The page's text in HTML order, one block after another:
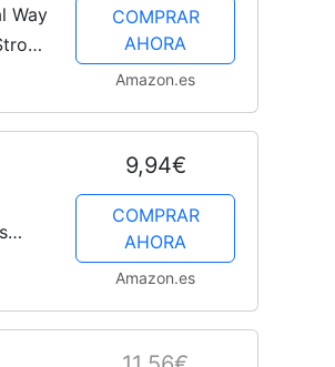
Way
COMPRAR
AHORA
Amazon.es
9,94€
COMPRAR
AHORA
Amazon.es